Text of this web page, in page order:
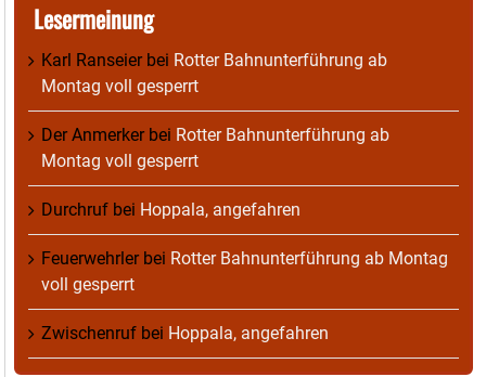
Lesermeinung
Karl Ranseierbei Rotter Bahnunterführung ab
Montag voll gesperrt
Der Anmerkerbei Rotter Bahnunterführung ab
Montag voll gesperrt
Durchruf bei Hoppala, angefahren
Feuerwehrlerbei Rotter Bahnunterführung ab Montag
voll gesperrt
Zwischenruf bei Hoppala, angefahren